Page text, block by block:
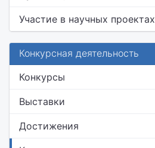
Участие в научных проектах
Конкурсная деятельность
Конкурсы
Выставки
Достижения